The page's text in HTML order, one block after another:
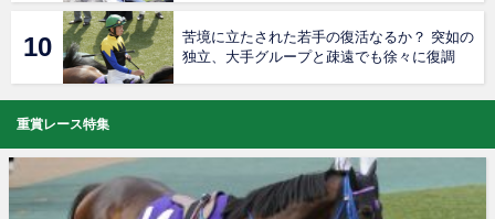
苦境に立たされた若手の復活なるか？ 突如の
独立、大手グループと疎遠でも徐々に復調
重賞レース特集